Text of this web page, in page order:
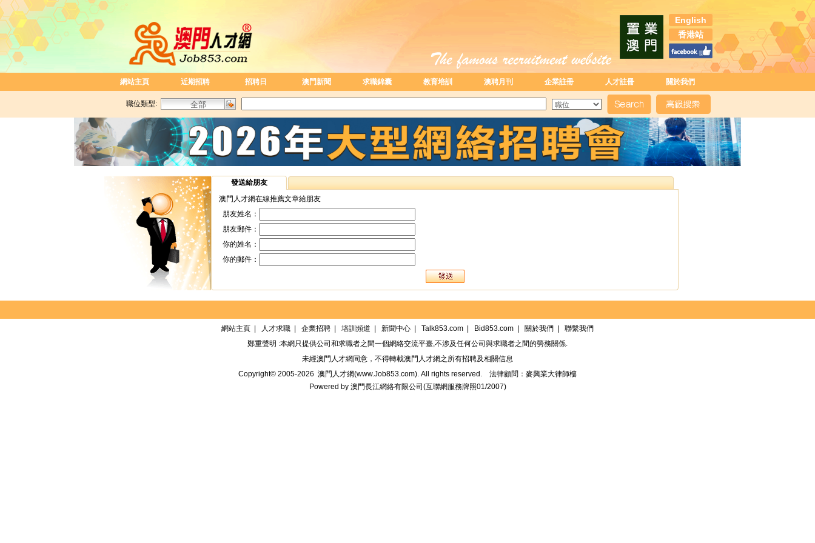
English
香港站
網站主頁 近期招聘 招聘日 澳門新聞 求職錦囊 教育培訓 澳聘月刊 企業註冊 人才註冊 關於我們
職位類型:
發送給朋友
澳門人才網在線推薦文章給朋友
朋友姓名：
朋友郵件：
你的姓名：
你的郵件：
網站主頁 人才求職 企業招聘 培訓頻道 新聞中心 Talk853.com Bid853.com 關於我們
聯繫我們
鄭重聲明 :本網只提供公司和求職者之間一個網絡交流平臺,不涉及任何公司與求職者之間的勞務關係.
未經澳門人才網 同意，不得轉載澳門人才網之所有招聘及相關信息
Copyright© 2005-2026 澳門人才網(www.Job853.com). All rights reserved. 法律顧問：麥興業大律師樓
Powered by 澳門長江網絡有限公司 (互聯網服務牌照01/2007)